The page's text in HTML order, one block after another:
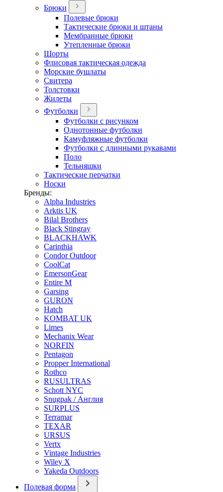
Брюки
Полевые брюки
Тактические брюки и штаны
Мембранные брюки
Утепленные брюки
Шорты
Флисовая тактическая одежда
Морские бушлаты
Свитера
Толстовки
Жилеты
Футболки
Футболки с рисунком
Однотонные футболки
Камуфляжные футболки
Футболки с длинными рукавами
Поло
Тельняшки
Тактические перчатки
Носки
Бренды:
Alpha Industries
Arktis UK
Bilal Brothers
Black Stingray
BLACKHAWK
Carinthia
Condor Outdoor
CoolCat
EmersonGear
Entire M
Garsing
GURON
Hatch
KOMBAT UK
Limes
Mechanix Wear
NORFIN
Pentagon
Propper International
Rothco
RUSULTRAS
Schott NYC
Snugpak / Англия
SURPLUS
Terramar
TEXAR
URSUS
Vertx
Vintage Industries
Wiley X
Yakeda Outdoors
Полевая форма